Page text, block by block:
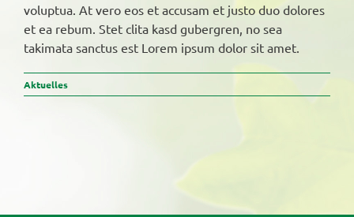
voluptua. At vero eos et accusam et justo duo dolores
et ea rebum. Stet clita kasd gubergren, no sea
takimata sanctus est Lorem ipsum dolor sit amet.
Aktuelles